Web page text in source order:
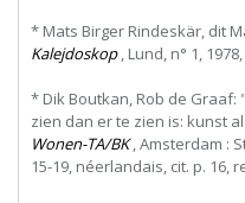
* Mats Birger Rindeskär, dit
Kalejdoskop, Lund, n° 1,
* Dik Boutkan, Rob de Graaf:
zien dan er te zien is: kunst
Wonen-TA/BK, Amsterdam :
15-19, néerlandais, cit. p. 16,